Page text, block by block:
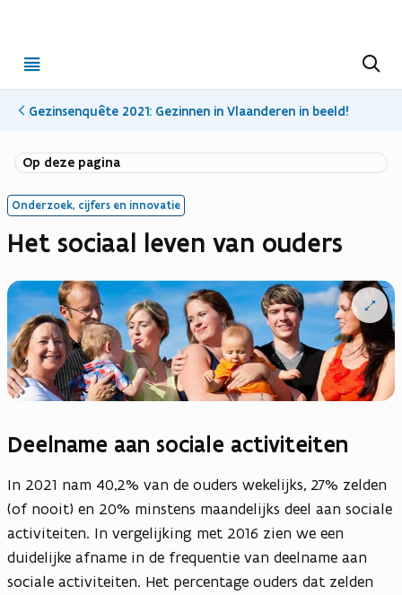
menu
Gezinsenquête 2021: Gezinnen in Vlaanderen in beeld!
Op deze pagina
Onderzoek, cijfers en innovatie
Het sociaal leven van ouders
Open
vergrote
Deelname aan sociale activiteiten
In 2021 nam 40,2% van de ouders wekelijks, 27% zelden
(of nooit) en 20% minstens maandelijks deel aan sociale
activiteiten. In vergelijking met 2016 zien we een
duidelijke afname in de frequentie van deelname aan
sociale activiteiten. Het percentage ouders dat zelden